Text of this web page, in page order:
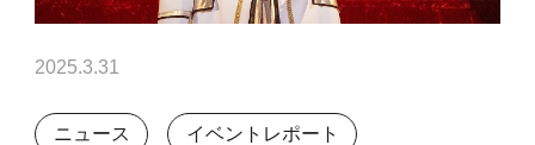
2025.3.31
ニュース イベントレポート